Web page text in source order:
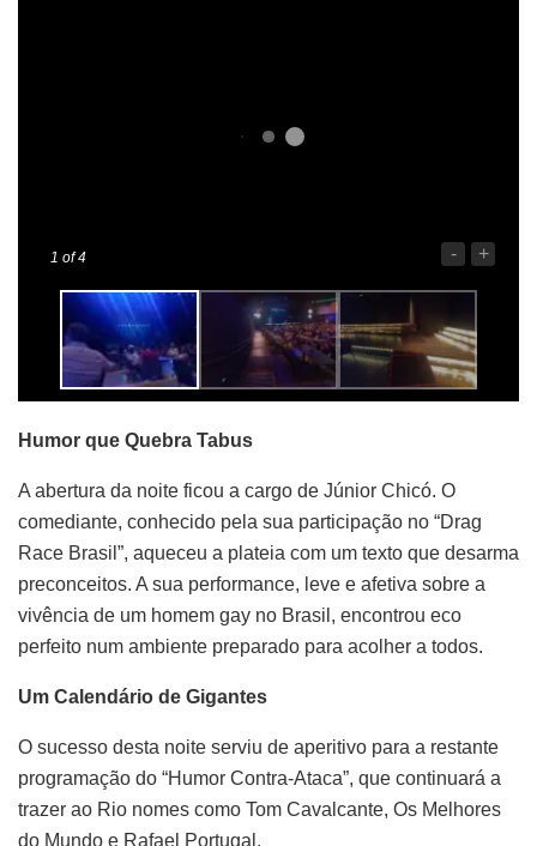
1 of 4 - +
Humor que Quebra Tabus
A abertura da noite ficou a cargo de Júnior Chicó. O
comediante, conhecido pela sua participação no “Drag
Race Brasil”, aqueceu a plateia com um texto que desarma
preconceitos. A sua performance, leve e afetiva sobre a
vivência de um homem gay no Brasil, encontrou eco
perfeito num ambiente preparado para acolher a todos.
Um Calendário de Gigantes
O sucesso desta noite serviu de aperitivo para a restante
programação do “Humor Contra-Ataca”, que continuará a
trazer ao Rio nomes como Tom Cavalcante, Os Melhores
do Mundo e Rafael Portugal.